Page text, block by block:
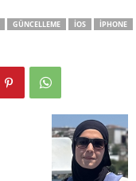
GÜNCELLEME IOS IPHONE